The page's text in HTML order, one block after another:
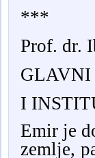
***
Prof. dr.
GLAVNI
I
Emir je
zemlje,